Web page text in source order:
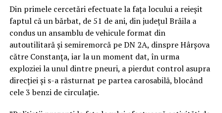
Din primele cercetări efectuate la fața locului a reieșit
faptul că un bărbat, de 51 de ani, din județul Brăila a
condus un ansamblu de vehicule format din
autoutilitară și semiremorcă pe DN 2A, dinspre Hârșova
către Constanța, iar la un moment dat, în urma
exploziei la unul dintre pneuri, a pierdut control asupra
direcției și s-a răsturnat pe partea carosabilă, blocând
cele 3 benzi de circulație.